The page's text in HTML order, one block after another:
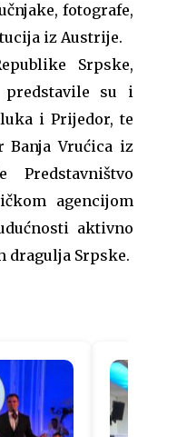
fotografe,
iz Austrije.
Srpske,
predstavile su i
i Prijedor, te
Banja Vrućica iz
agencijom
aktivno
Srpske.